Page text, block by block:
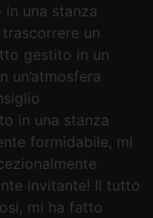
una stanza
un
gestito in un
in una stanza
formidabile, mi
invitante! Il tutto
mi ha fatto